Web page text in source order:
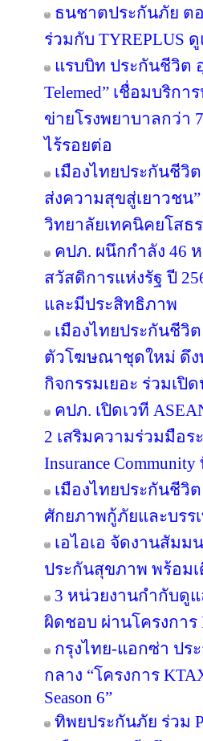
ธนชาตประกันภัย ต
ร่วมกับ TYREPLUS
แรบบิท ประกันชีวิต
Telemed” เชื่อมบริก
ข่ายโรงพยาบาลกว่า
ไร้รอยต่อ
เมืองไทยประกันชีวิ
ส่งความสุขสู่เยาวชน
วิทยาลัยเทคนิคยโสธร
คปภ. ผนึกกำลัง 46
สวัสดิการแห่งรัฐ ปี
และมีประสิทธิภาพ
เมืองไทยประกันชีวิ
ตัวโฆษณาชุดใหม่ ดึง
กิจกรรมเยอะ ร่วมเ
คปภ. เปิดเวที
2 เสริมความร่วมมือ
Insurance
เมืองไทยประกันชีวิ
ศักยภาพกู้ภัยและบรร
เอไอเอ จัดงานสัมม
ประกันสุขภาพ พร้อม
3 หน่วยงานกำกับดู
ผิดชอบ ผ่านโครงการ
กรุงไทย-แอกซ่า ปร
กลาง “โครงการ
Season 6”
ทิพยประกันภัย ร่วม